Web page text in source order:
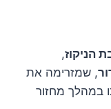
הניקוז,
, שמזרימה את
במהלך מחזור